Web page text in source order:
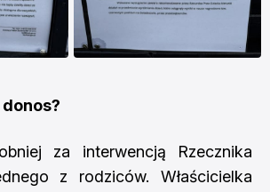
donos?
za interwencją Rzecznika
z rodziców. Właścicielka